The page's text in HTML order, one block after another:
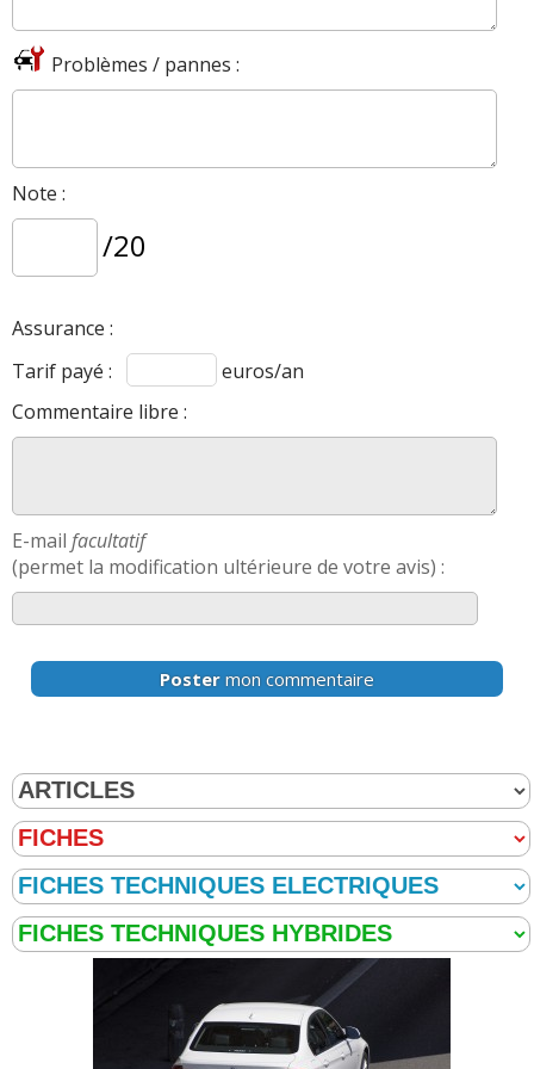
19/20
luxury 2012
Problèmes / pannes :
Note :
/20
Assurance :
Tarif payé :
euros/an
Commentaire libre :
E-mail facultatif
(permet la modification ultérieure de votre avis) :
Poster mon commentaire